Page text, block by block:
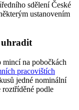
sdělení České
ustanovením
uhradit
na pobočkách
pracovištích
jedné nominální
podle